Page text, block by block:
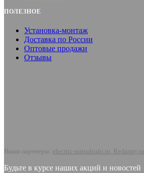
ПОЛЕЗНОЕ
Установка-монтаж
Доставка по России
Оптовые продажи
Отзывы
Наши партнеры: electric-mitsubishi.ru Redarmy.ru
Будьте в курсе наших акций и новостей